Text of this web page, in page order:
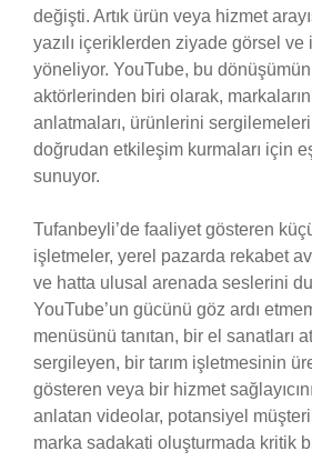
değişti. Artık ürün veya hizmet
yazılı içeriklerden ziyade görsel
yöneliyor. YouTube, bu
aktörlerinden biri olarak,
anlatmaları, ürünlerini
doğrudan etkileşim kurmaları için
sunuyor.
Tufanbeyli’de faaliyet gösteren
işletmeler, yerel pazarda rekabet
ve hatta ulusal arenada seslerini
YouTube’un gücünü göz ardı
menüsünü tanıtan, bir el sanatları
sergileyen, bir tarım işletmesinin
gösteren veya bir hizmet
anlatan videolar, potansiyel
marka sadakati oluşturmada kritik